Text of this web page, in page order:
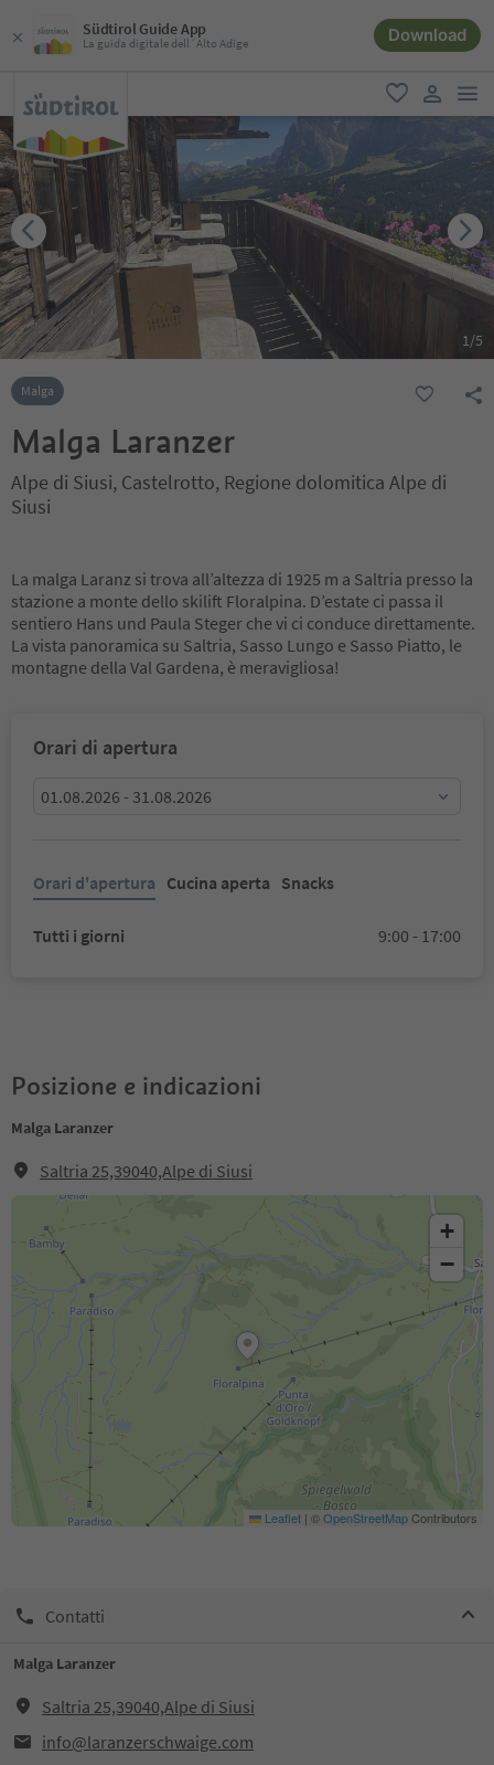
Südtirol Guide App
La guida digitale dell´Alto Adige Download
favoriti
user link
1/5
Malga
Malga Laranzer
Alpe di Siusi, Castelrotto, Regione dolomitica Alpe di
Siusi
La malga Laranz si trova all’altezza di 1925 m a Saltria presso la
stazione a monte dello skilift Floralpina. D’estate ci passa il
sentiero Hans und Paula Steger che vi ci conduce direttamente.
La vista panoramica su Saltria, Sasso Lungo e Sasso Piatto, le
montagne della Val Gardena, è meravigliosa!
Orari di apertura
01.08.2026 - 31.08.2026
Orari d'apertura Cucina aperta Snacks
Tutti i giorni 9:00 - 17:00
Posizione e indicazioni
Malga Laranzer
Saltria 25,39040,Alpe di Siusi
+
−
Leaflet | ©OpenStreetMapContributors
Contatti
Malga Laranzer
Saltria 25,39040,Alpe di Siusi
info@laranzerschwaige.com